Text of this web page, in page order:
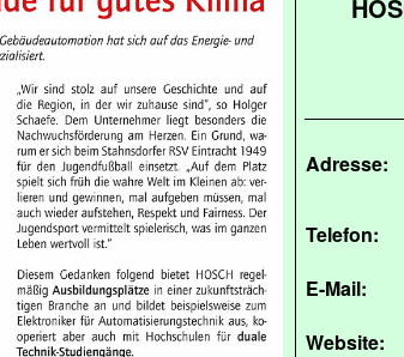
Adresse:
Telefon:
E-Mail:
Website: